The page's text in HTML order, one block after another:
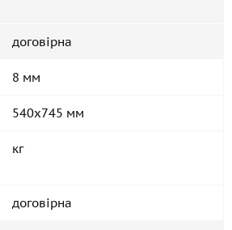
договірна
8 мм
540x745 мм
кг
договірна